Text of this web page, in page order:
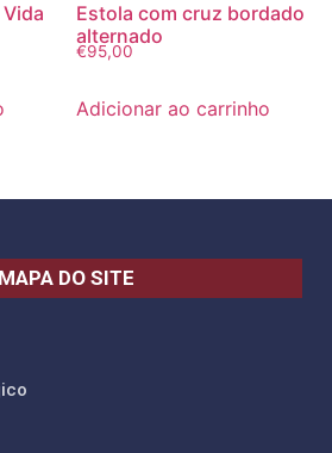
Estola com cruz bordado
alternado
€95,00
Adicionar ao carrinho
MAPA DO SITE